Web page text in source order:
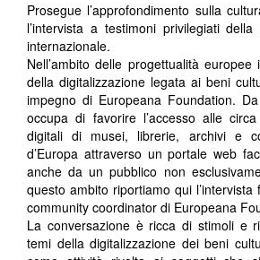
Prosegue l’approfondimento sulla
l’intervista a testimoni privilegiati
internazionale.
Nell’ambito delle progettualità
della digitalizzazione legata ai beni
impegno di Europeana Foundation.
occupa di favorire l’accesso alle
digitali di musei, librerie, archivi e
d’Europa attraverso un portale web
anche da un pubblico non
questo ambito riportiamo qui
community coordinator di Europeana
La conversazione è ricca di stimoli e
temi della digitalizzazione dei beni